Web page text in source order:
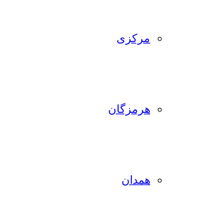
مرکزی
هرمزگان
همدان